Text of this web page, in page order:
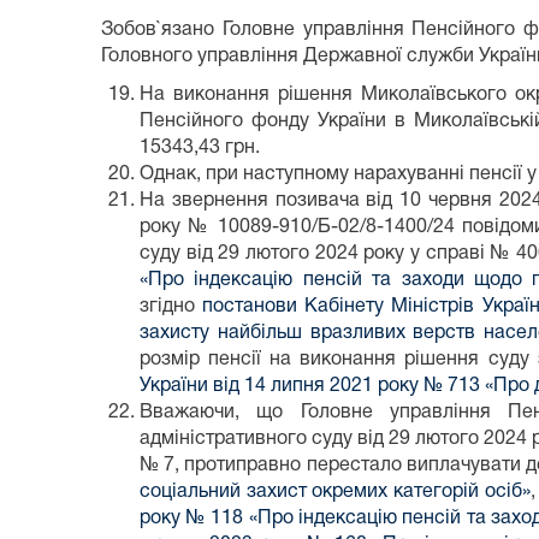
Зобов`язано Головне управління Пенсійного
Головного управління Державної служби
На виконання рішення Миколаївського
Пенсійного фонду України в
15343,43 грн.
Однак, при наступному нарахуванні пенсії
На звернення позивача від 10 червня
року № 10089-910/Б-02/8-1400/24
суду від 29 лютого 2024 року у справі №
«Про індексацію пенсій та заходи щодо
згідно постанови Кабінету Міністрів
захисту найбільш вразливих верств
розмір пенсії на виконання рішення
України від 14 липня 2021 року № 713 «Про
Вважаючи, що Головне управління
адміністративного суду від 29 лютого
№ 7, протиправно перестало виплачувати
соціальний захист окремих категорій осіб»,
року № 118 «Про індексацію пенсій та